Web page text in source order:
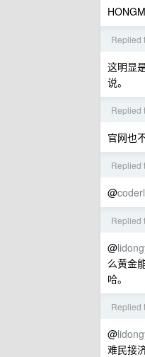
Replied
这明显
说。
Replied
官网也
Replied
@
Replied
@
么黄金
哈。
Replied
@
难民接